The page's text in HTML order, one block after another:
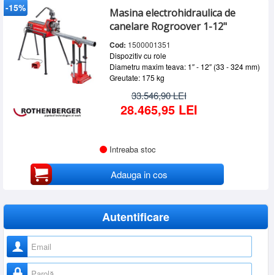
-15%
Masina electrohidraulica de
canelare Rogroover 1-12"
Cod: 1500001351
Dispozitiv cu role
Diametru maxim teava: 1″ - 12″ (33 - 324 mm)
Greutate: 175 kg
33.546,90 LEI
28.465,95 LEI
Intreaba stoc
Adauga in cos
Autentificare
Nume utilizator
Parolă